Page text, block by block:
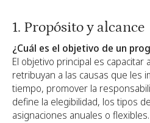
1. Propósito y alcance
¿Cuál es el objetivo de un
El objetivo principal es
retribuyan a las causas que les
tiempo, promover la
define la elegibilidad, los tipos
asignaciones anuales o flexibles.